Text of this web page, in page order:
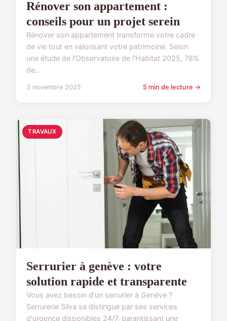
Rénover son appartement :
conseils pour un projet serein
Rénover son appartement transforme votre cadre
de vie tout en valorisant votre patrimoine. Selon
une étude de l'Observatoire de l'Habitat 2025, 78%
de...
3 novembre 2025 5 min de lecture →
TRAVAUX
Serrurier à genève : votre
solution rapide et transparente
Vous avez besoin d'un serrurier à Genève ?
Serrurerie Silva se distingue par ses services
d'urgence disponibles 24/7, garantissant une